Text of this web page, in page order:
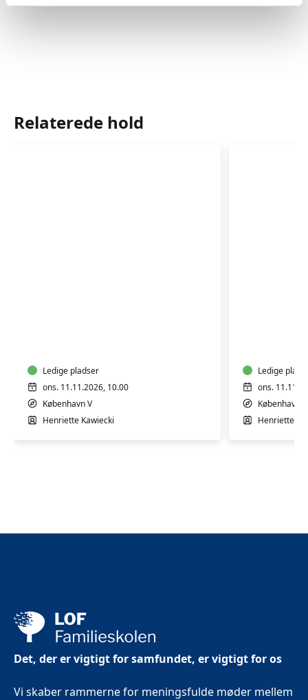
Relaterede hold
Ledige pladser
ons. 11.11.2026, 10.00
København V
Henriette Kawiecki
Ledige
ons.
København V
Henriette
Det, der er vigtigt for samfundet, er vigtigt for os
Vi skaber rammerne for meningsfulde møder mellem